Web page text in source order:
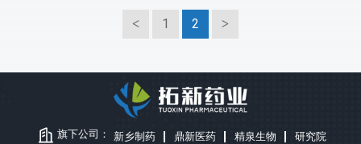
1 2
旗下公司： 新乡制药 鼎新医药 精泉生物 研究院